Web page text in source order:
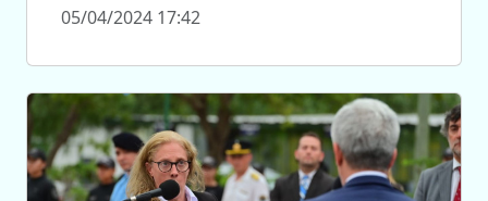
05/04/2024 17:42